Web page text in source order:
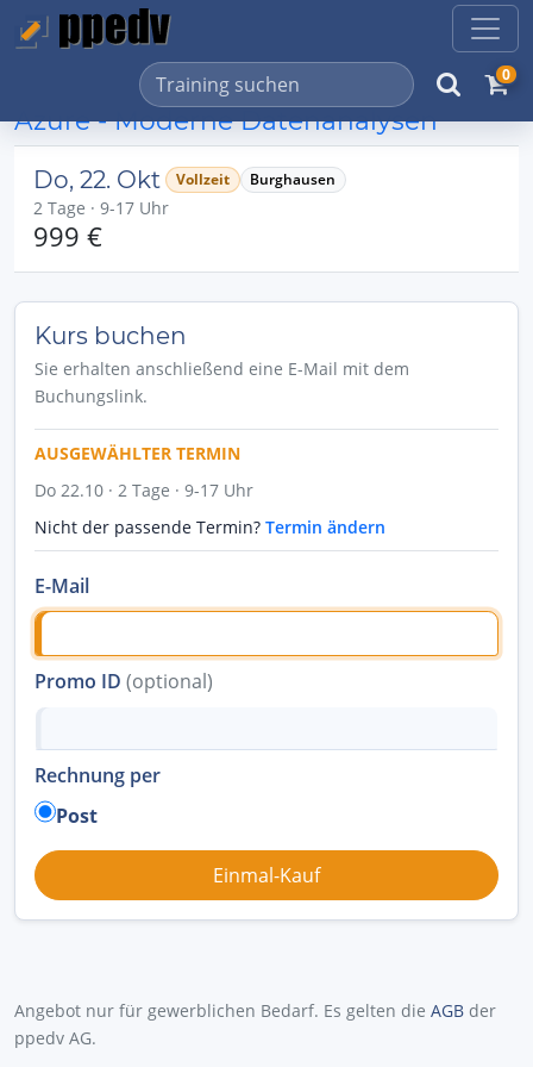
0
Azure - Moderne Datenanalysen
Do, 22. Okt Vollzeit Burghausen
2 Tage · 9-17 Uhr
999 €
Kurs buchen
Sie erhalten anschließend eine E-Mail mit dem
Buchungslink.
AUSGEWÄHLTER TERMIN
Do 22.10 · 2 Tage · 9-17 Uhr
Nicht der passende Termin? Termin ändern
E-Mail
Promo ID (optional)
Rechnung per
Post
Angebot nur für gewerblichen Bedarf. Es gelten die AGB der
ppedv AG.